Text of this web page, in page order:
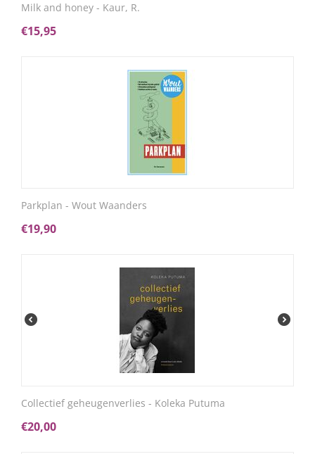
Milk and honey - Kaur, R.
€15,95
Parkplan - Wout Waanders
€19,90
Collectief geheugenverlies - Koleka Putuma
€20,00